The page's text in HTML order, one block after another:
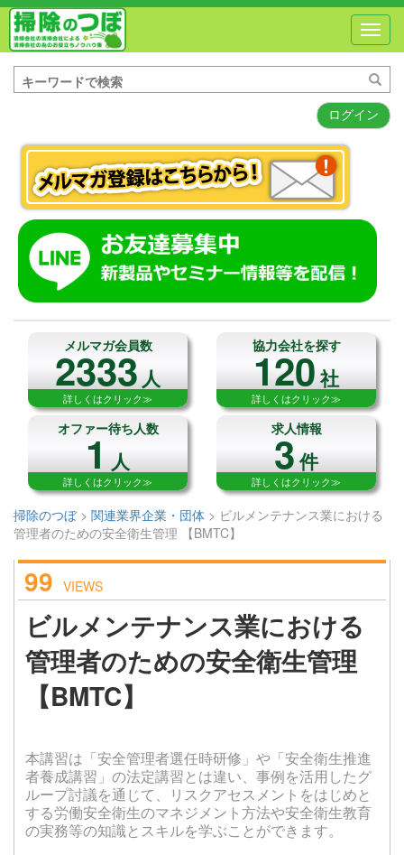
ログイン
メルマガ会員数
2333人
詳しくはクリック≫
協力会社を探す
120社
詳しくはクリック≫
オファー待ち人数
1人
詳しくはクリック≫
求人情報
3件
詳しくはクリック≫
掃除のつぼ> 関連業界企業・団体 > ビルメンテナンス業における
管理者のための安全衛生管理 【BMTC】
99 VIEWS
ビルメンテナンス業における
管理者のための安全衛生管理
【BMTC】
本講習は「安全管理者選任時研修」や「安全衛生推進
者養成講習」の法定講習とは違い、事例を活用したグ
ループ討議を通じて、リスクアセスメントをはじめと
する労働安全衛生のマネジメント方法や安全衛生教育
の実務等の知識とスキルを学ぶことができます。